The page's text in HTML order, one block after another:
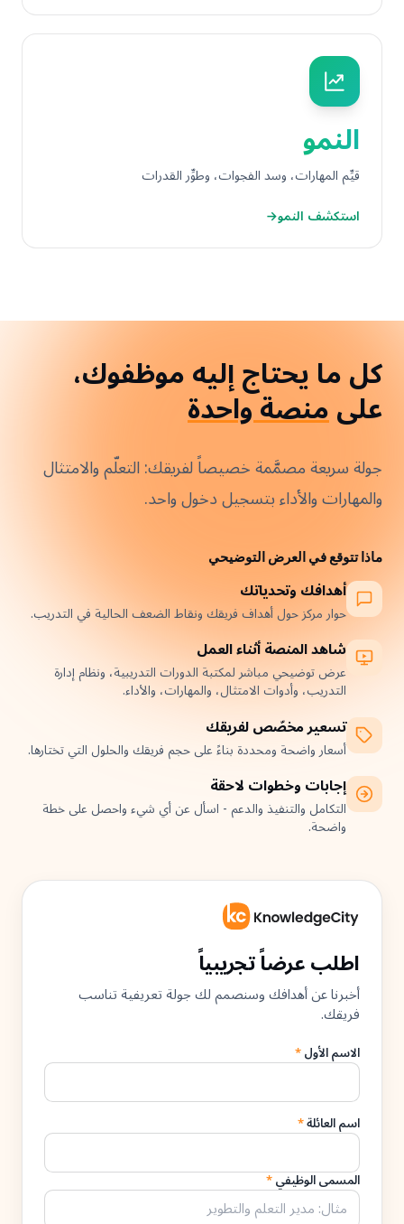
النمو
قيِّم المهارات، وسد الفجوات، وطوِّر القدرات
استكشف النمو←
كل ما يحتاج إليه موظفوك،
علىمنصة واحدة
جولة سريعة مصمَّمة خصيصاً لفريقك: التعلّم والامتثال
والمهارات والأداء بتسجيل دخول واحد.
ماذا تتوقع في العرض التوضيحي
أهدافك وتحدياتك
حوار مركز حول أهداف فريقك ونقاط الضعف الحالية في التدريب.
شاهد المنصة أثناء العمل
عرض توضيحي مباشر لمكتبة الدورات التدريبية، ونظام إدارة
التدريب، وأدوات الامتثال، والمهارات، والأداء.
تسعير مخصّص لفريقك
أسعار واضحة ومحددة بناءً على حجم فريقك والحلول التي تختارها.
إجابات وخطوات لاحقة
التكامل والتنفيذ والدعم - اسأل عن أي شيء واحصل على خطة
واضحة.
اطلب عرضاً تجريبياً
أخبرنا عن أهدافك وسنصمم لك جولة تعريفية تناسب
فريقك.
الاسم الأول*
اسم العائلة*
المسمى الوظيفي*